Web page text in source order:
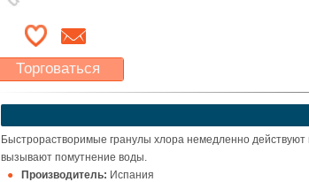
Торговаться
Какая цена Вас
устроит?
Быстрорастворимые гранулы хлора немедленно действуют
вызывают помутнение воды.
Производитель: Испания